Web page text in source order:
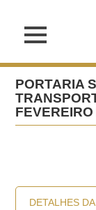
PORTARIA
DETALHES